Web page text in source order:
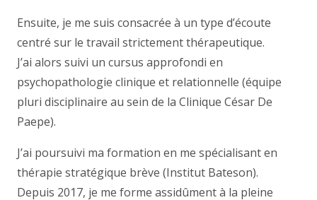
Ensuite, je me suis consacrée à un type d’écoute
centré sur le travail strictement thérapeutique.
J’ai alors suivi un cursus approfondi en
psychopathologie clinique et relationnelle (équipe
pluri disciplinaire au sein de la Clinique César De
Paepe).
J’ai poursuivi ma formation en me spécialisant en
thérapie stratégique brève (Institut Bateson).
Depuis 2017, je me forme assidûment à la pleine